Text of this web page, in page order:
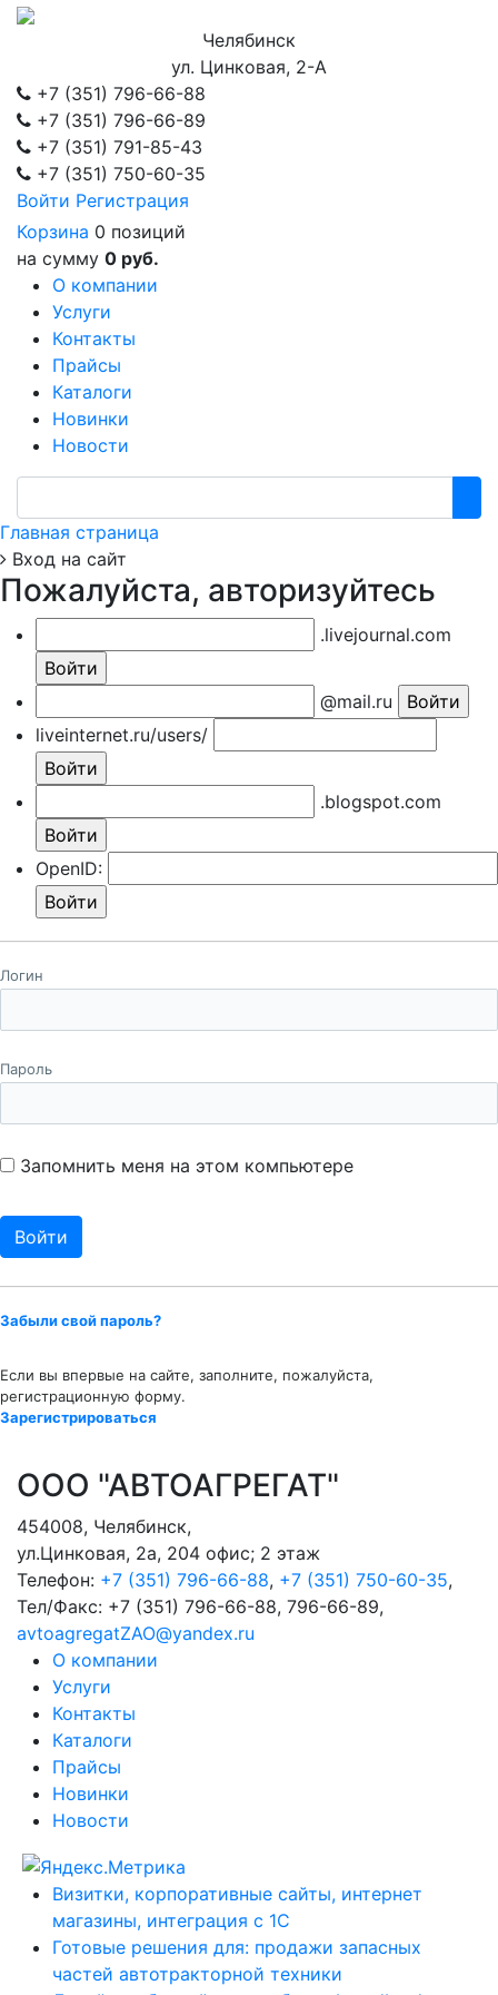
Челябинск
ул. Цинковая, 2-А
+7 (351) 796-66-88
+7 (351) 796-66-89
+7 (351) 791-85-43
+7 (351) 750-60-35
Войти Регистрация
Корзина 0 позиций
на сумму 0 руб.
О компании
Услуги
Контакты
Прайсы
Каталоги
Новинки
Новости
Главная страница
Вход на сайт
Пожалуйста, авторизуйтесь
.livejournal.com
@mail.ru
liveinternet.ru/users/
.blogspot.com
OpenID:
Логин
Пароль
Запомнить меня на этом компьютере
Забыли свой пароль?
Если вы впервые на сайте, заполните, пожалуйста,
регистрационную форму.
Зарегистрироваться
ООО "АВТОАГРЕГАТ"
454008, Челябинск,
ул.Цинковая, 2а, 204 офис; 2 этаж
Телефон: +7 (351) 796-66-88, +7 (351) 750-60-35,
Тел/Факс: +7 (351) 796-66-88, 796-66-89,
avtoagregatZAO@yandex.ru
О компании
Услуги
Контакты
Каталоги
Прайсы
Новинки
Новости
Визитки, корпоративные сайты, интернет
магазины, интеграция с 1С
Готовые решения для: продажи запасных
частей автотракторной техники